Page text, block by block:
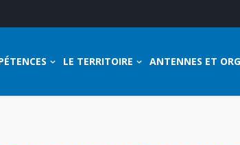
LE TERRITOIRE ANTENNES ET